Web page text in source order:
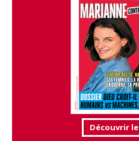
Découvrir